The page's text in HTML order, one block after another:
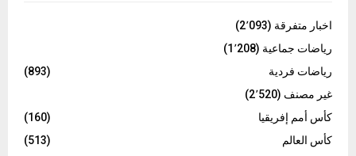
اخبار متفرقة (2٬093)
رياضات جماعية (1٬208)
رياضات فردية
(893)
غير مصنف (2٬520)
كأس أمم إفريقيا
(160)
كأس العالم
(513)